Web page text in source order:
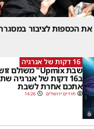
את הכספות לציבור
16 דקות של אנרגיה
ב16 דקות של אנרגיה
אתכם אחרת לשבת
חרדים ירושלים 14:26